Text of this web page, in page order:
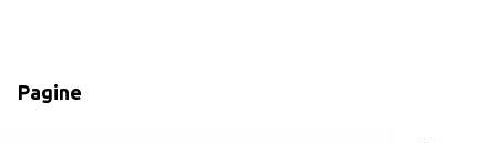
Pagine